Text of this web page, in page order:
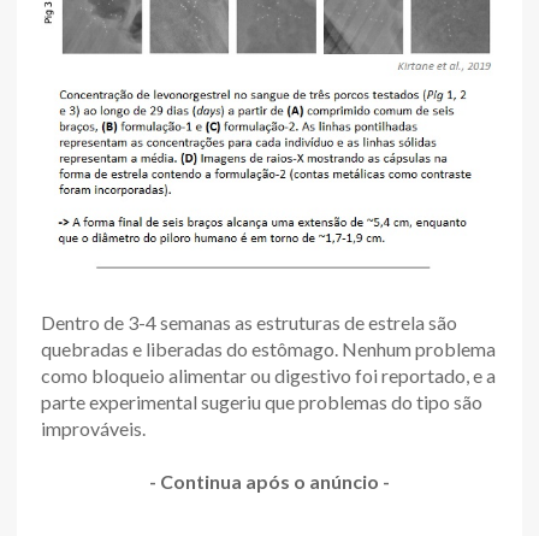
Dentro de 3-4 semanas as estruturas de estrela são
quebradas e liberadas do estômago. Nenhum problema
como bloqueio alimentar ou digestivo foi reportado, e a
parte experimental sugeriu que problemas do tipo são
improváveis.
- Continua após o anúncio -